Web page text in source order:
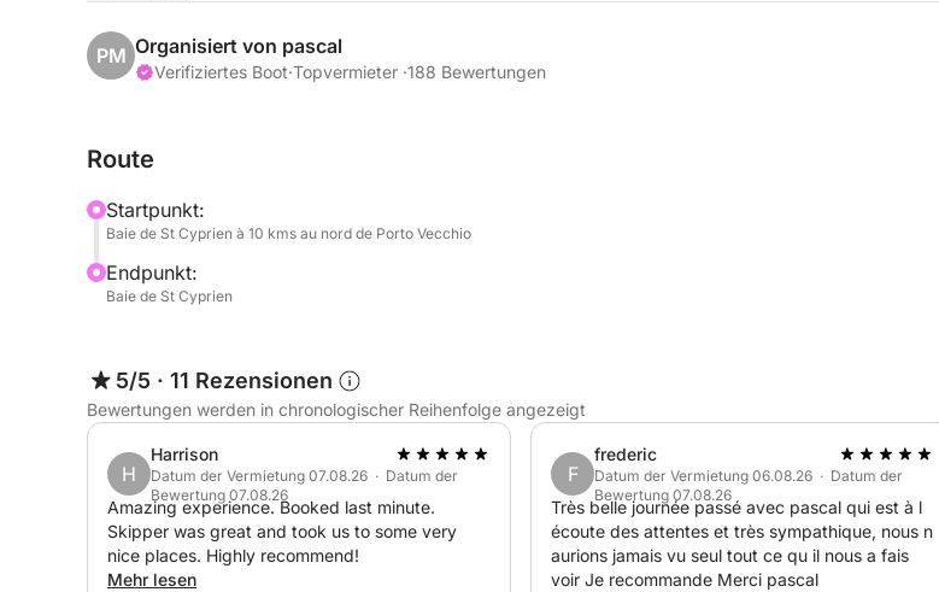
Je nach Wetterlage und Ihren Wünschen segeln wir zu den schönsten Orten der Südküste:
- Strand von Palombaggia
- Bucht von Porto Novo
- Ganztagesausflug:
Inseln Cavallo und Lavezzi
Klippen von Bonifacio
Bucht von Fazzio
Auf dem Programm: Schwimmen im kristallklaren Wasser, Schnorcheln, Entspannen in der
Sonne und Genießen der spektakulären Landschaft. Ich passe mich Ihrem Tempo an – für einen
PM Organisiert von pascal
Verifiziertes Boot·Topvermieter ·188 Bewertungen
Route
Startpunkt:
Baie de St Cyprien à 10 kms au nord de Porto Vecchio
Endpunkt:
Baie de St Cyprien
5/5 · 11 Rezensionen
Bewertungen werden in chronologischer Reihenfolge angezeigt
H
Harrison
Datum der Vermietung 07.08.26 · Datum der
Bewertung 07.08.26
Amazing experience. Booked last minute.
Skipper was great and took us to some very
nice places. Highly recommend!
Mehr lesen
F
frederic
Datum der Vermietung 06.08.26 · Datum der
Bewertung 07.08.26
Très belle journée passé avec pascal qui est à l
écoute des attentes et très sympathique, nous n
aurions jamais vu seul tout ce qu il nous a fais
voir Je recommande Merci pascal